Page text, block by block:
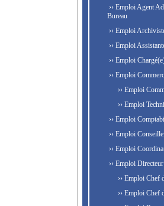
›› Emploi Agent
Bureau
›› Emploi
›› Emploi
›› Emploi
›› Emploi
›› Emploi
›› Emploi
›› Emploi
›› Emploi
›› Emploi
›› Emploi
›› Emploi Chef
›› Emploi Chef